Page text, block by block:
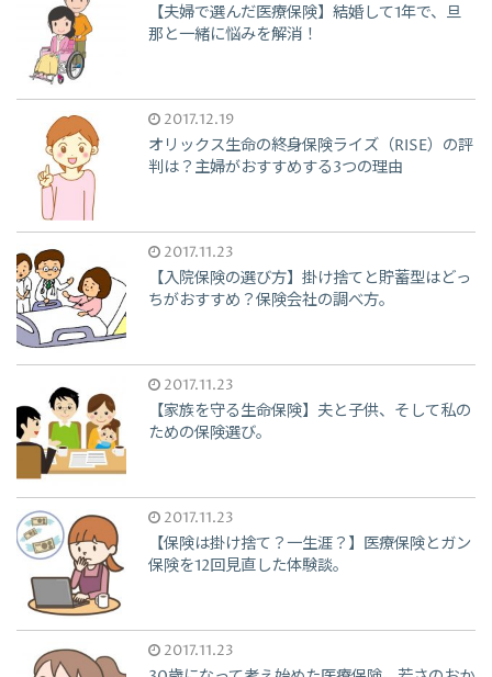
【夫婦で選んだ医療保険】結婚して1年で、旦
那と一緒に悩みを解消！
2017.12.19
オリックス生命の終身保険ライズ（RISE）の評
判は？主婦がおすすめする3つの理由
2017.11.23
【入院保険の選び方】掛け捨てと貯蓄型はどっ
ちがおすすめ？保険会社の調べ方。
2017.11.23
【家族を守る生命保険】夫と子供、そして私の
ための保険選び。
2017.11.23
【保険は掛け捨て？一生涯？】医療保険とガン
保険を12回見直した体験談。
2017.11.23